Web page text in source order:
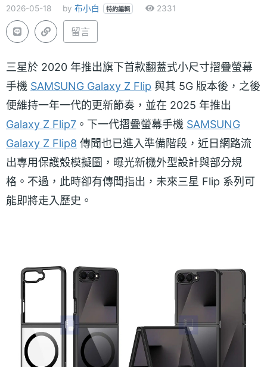
2026-05-18 by 布小白 特約編輯 2331
留言
三星於 2020 年推出旗下首款翻蓋式小尺寸摺疊螢幕
手機 SAMSUNG Galaxy Z Flip 與其 5G 版本後，之後
便維持一年一代的更新節奏，並在 2025 年推出
Galaxy Z Flip7 。下一代摺疊螢幕手機 SAMSUNG
Galaxy Z Flip8 傳聞也已進入準備階段，近日網路流
出專用保護殼模擬圖，曝光新機外型設計與部分規
格。不過，此時卻有傳聞指出，未來三星 Flip 系列可
能即將走入歷史。